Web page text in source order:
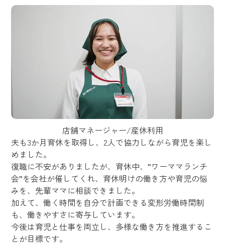
店舗マネージャー/産休利用
夫も3か月育休を取得し、2人で協力しながら育児を楽し
めました。
復職に不安がありましたが、育休中、”ワーママランチ
会”を会社が催してくれ、育休明けの働き方や育児の悩
みを、先輩ママに相談できました。
加えて、働く時間を自分で計画できる変形労働時間制
も、働きやすさに寄与しています。
今後は育児と仕事を両立し、多様な働き方を推進するこ
とが目標です。